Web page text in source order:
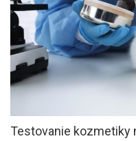
Testovanie kozmetiky